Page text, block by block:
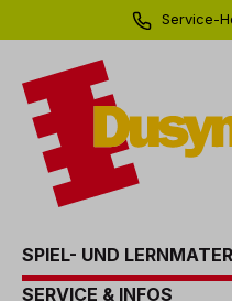
Zur
Service-
SPIEL- UND
SERVICE & INFOS